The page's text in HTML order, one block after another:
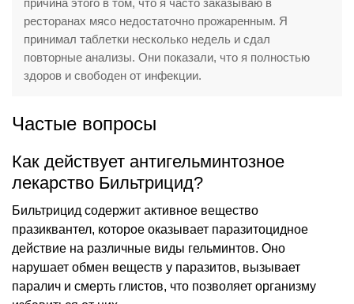
ресторанах мясо недостаточно прожаренным. Я
принимал таблетки несколько недель и сдал
повторные анализы. Они показали, что я полностью
здоров и свободен от инфекции.
Частые вопросы
Как действует антигельминтозное
лекарство Бильтрицид?
Бильтрицид содержит активное вещество
празиквантел, которое оказывает паразитоцидное
действие на различные виды гельминтов. Оно
нарушает обмен веществ у паразитов, вызывает
паралич и смерть глистов, что позволяет организму